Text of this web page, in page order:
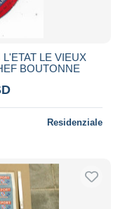
LE VIEUX
BOUTONNE
Residenziale